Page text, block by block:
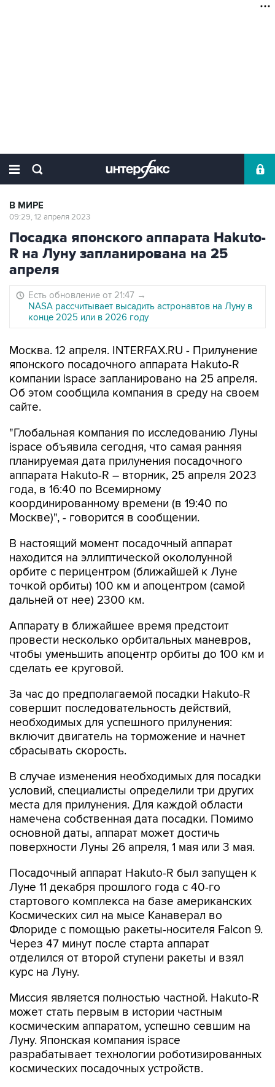
В МИРЕ
09:29, 12 апреля 2023
Посадка японского аппарата Hakuto-
R на Луну запланирована на 25
апреля
Есть обновление от 21:47 →
NASA рассчитывает высадить астронавтов на Луну в
конце 2025 или в 2026 году
Москва. 12 апреля. INTERFAX.RU - Прилунение
японского посадочного аппарата Hakuto-R
компании ispace запланировано на 25 апреля.
Об этом сообщила компания в среду на своем
сайте.
"Глобальная компания по исследованию Луны
ispace объявила сегодня, что самая ранняя
планируемая дата прилунения посадочного
аппарата Hakuto-R – вторник, 25 апреля 2023
года, в 16:40 по Всемирному
координированному времени (в 19:40 по
Москве)", - говорится в сообщении.
В настоящий момент посадочный аппарат
находится на эллиптической окололунной
орбите с перицентром (ближайшей к Луне
точкой орбиты) 100 км и апоцентром (самой
дальней от нее) 2300 км.
Аппарату в ближайшее время предстоит
провести несколько орбитальных маневров,
чтобы уменьшить апоцентр орбиты до 100 км и
сделать ее круговой.
За час до предполагаемой посадки Hakuto-R
совершит последовательность действий,
необходимых для успешного прилунения:
включит двигатель на торможение и начнет
сбрасывать скорость.
В случае изменения необходимых для посадки
условий, специалисты определили три других
места для прилунения. Для каждой области
намечена собственная дата посадки. Помимо
основной даты, аппарат может достичь
поверхности Луны 26 апреля, 1 мая или 3 мая.
Посадочный аппарат Hakuto-R был запущен к
Луне 11 декабря прошлого года с 40-го
стартового комплекса на базе американских
Космических сил на мысе Канаверал во
Флориде с помощью ракеты-носителя Falcon 9.
Через 47 минут после старта аппарат
отделился от второй ступени ракеты и взял
курс на Луну.
Миссия является полностью частной. Hakuto-R
может стать первым в истории частным
космическим аппаратом, успешно севшим на
Луну. Японская компания ispace
разрабатывает технологии роботизированных
космических посадочных устройств.